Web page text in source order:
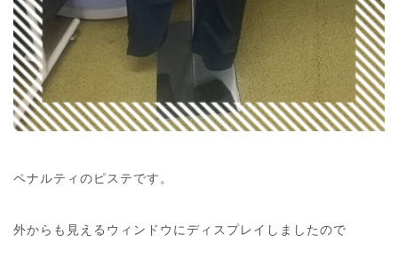
ペナルティのピステです。
外からも見えるウィンドウにディスプレイしましたので